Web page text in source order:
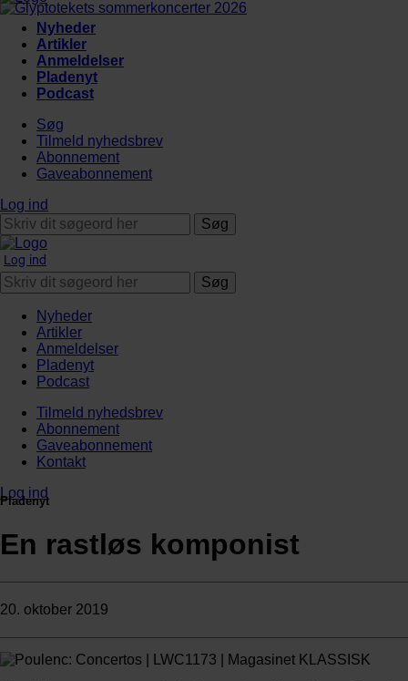
Nyheder
Artikler
Anmeldelser
Pladenyt
Podcast
Søg
Tilmeld nyhedsbrev
Abonnement
Gaveabonnement
Log ind
Søg
Log ind
Søg
Nyheder
Artikler
Anmeldelser
Pladenyt
Podcast
Tilmeld nyhedsbrev
Abonnement
Gaveabonnement
Kontakt
Log ind
Pladenyt
En rastløs komponist
20. oktober 2019